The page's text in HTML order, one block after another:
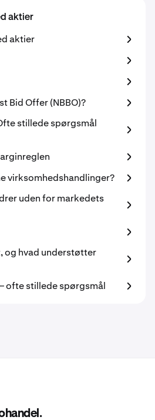
aktier
aktier
Bid Offer (NBBO)?
stillede spørgsmål
virksomhedshandlinger?
uden for markedets
og hvad understøtter
ofte stillede spørgsmål